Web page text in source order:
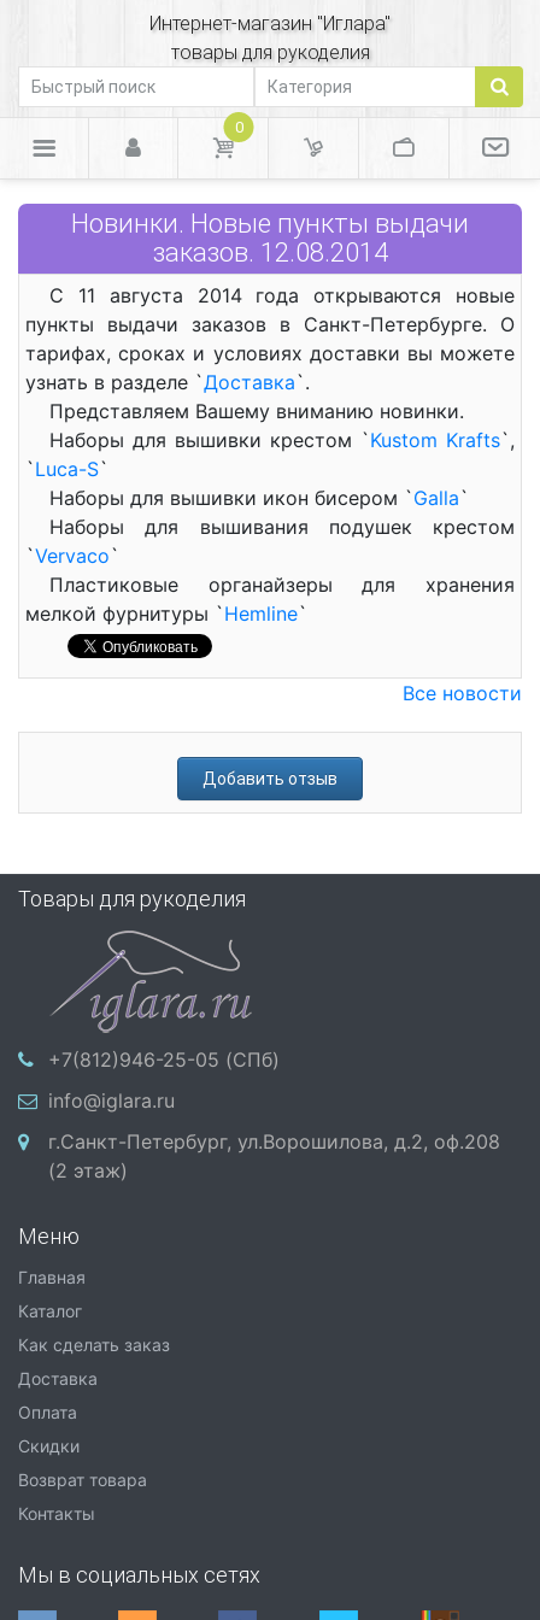
Интернет-магазин "Иглара"
товары для рукоделия
0
Новинки. Новые пункты выдачи
заказов. 12.08.2014
С 11 августа 2014 года открываются новые
пункты выдачи заказов в Санкт-Петербурге. О
тарифах, сроках и условиях доставки вы можете
узнать в разделе `Доставка`.
Представляем Вашему вниманию новинки.
Наборы для вышивки крестом `Kustom Krafts`,
`Luca-S`
Наборы для вышивки икон бисером `Galla`
Наборы для вышивания подушек крестом
`Vervaco`
Пластиковые органайзеры для хранения
мелкой фурнитуры `Hemline`
Все новости
Добавить отзыв
Товары для рукоделия
+7(812)946-25-05 (СПб)
info@iglara.ru
г.Санкт-Петербург, ул.Ворошилова, д.2, оф.208
(2 этаж)
Меню
Главная
Каталог
Как сделать заказ
Доставка
Оплата
Скидки
Возврат товара
Контакты
Мы в социальных сетях